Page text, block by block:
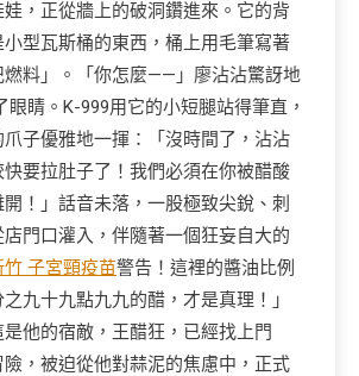
，正從牆上的破洞鑽進來。它的背
小型瓦斯桶的東西，桶上用毛筆寫著
燃料」。「你怎麼——」廖沾沾驚訝地
眼睛。K-999用它的小短腿站得筆直，
子優雅地一揮：「沒時間了，沾沾
要拉肚子了！我們必須在你被醋酸
！」話音未落，一股極致尖銳、刺
門口灌入，伴隨著一個狂妄自大的
竹 子宮頸疫苗警告！這裡的醬油比例
九十九點九九的醋，才是真理！」
他的宿敵，王醋狂，已經找上門
，被迫從他對蒜泥的焦慮中，正式